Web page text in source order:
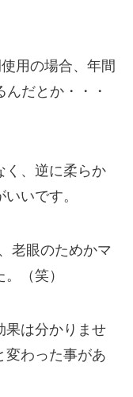
用の場合、年間
だとか・・・
く、逆に柔らか
いです。
老眼のためかマ
（笑）
果は分かりませ
変わった事があ